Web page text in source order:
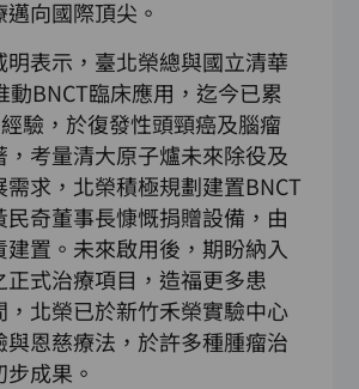
向國際頂尖。
明表示，臺北榮總與國立清華
動BNCT臨床應用，迄今已累
驗，於復發性頭頸癌及腦瘤
，考量清大原子爐未來除役及
需求，北榮積極規劃建置BNCT
民奇董事長慷慨捐贈設備，由
置。未來啟用後，期盼納入
式治療項目，造福更多患
，北榮已於新竹禾榮實驗中心
與恩慈療法，於許多種腫瘤治
成果。